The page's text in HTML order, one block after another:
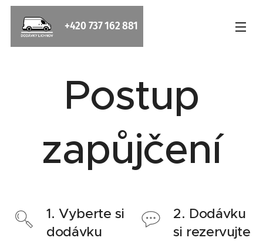
+420 737 162 881
Postup
zapůjčení
1. Vyberte si
dodávku
2. Dodávku
si rezervujte